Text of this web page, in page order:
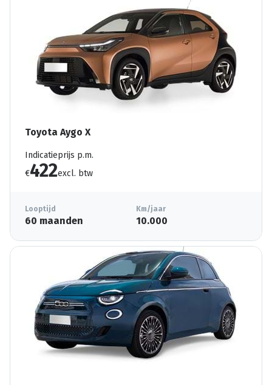
Toyota Aygo X
Indicatieprijs p.m.
€422excl. btw
Looptijd
60 maanden
Km/jaar
10.000